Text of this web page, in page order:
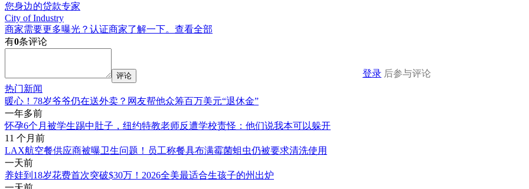
您身边的贷款专家
City of Industry
商家需要更多曝光？认证商家了解一下。 查看全部
有0条评论
登录 后参与评论
评论
热门新闻
暖心！78岁爷爷仍在送外卖？网友帮他众筹百万美元“退休金”
一年多前
怀孕6个月被学生踢中肚子，纽约特教老师反遭学校责怪：他们说我本可以躲开
11 个月前
LAX航空餐供应商被曝卫生问题！员工称餐具布满霉菌蛆虫仍被要求清洗使用
一天前
养娃到18岁花费首次突破$30万！2026全美最适合生孩子的州出炉